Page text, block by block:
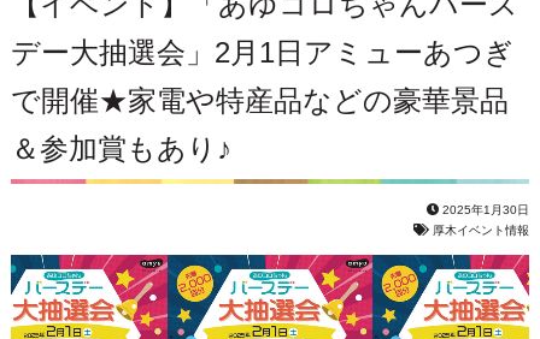
デー大抽選会」2月1日アミューあつぎ
で開催★家電や特産品などの豪華景品
＆参加賞もあり♪
2025年1月30日
厚木イベント情報